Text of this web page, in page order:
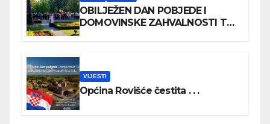
OBILJEŽEN DAN POBJEDE I
DOMOVINSKE ZAHVALNOSTI TE
VIJESTI
Općina Rovišće čestita . . .